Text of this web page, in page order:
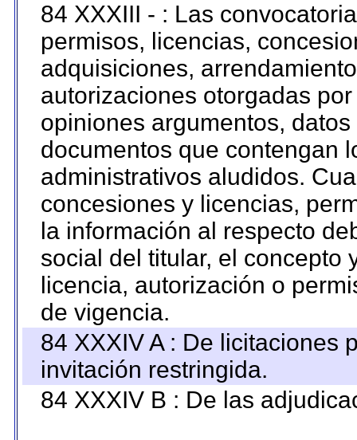
84 XXXIII - : Las
permisos, licencias,
adquisiciones,
autorizaciones otorgadas
opiniones argumentos,
documentos que contengan
administrativos aludidos.
concesiones y licencias,
la información al respecto
social del titular, el concepto
licencia, autorización o
de vigencia.
84 XXXIV A : De licitaciones
invitación restringida.
84 XXXIV B : De las